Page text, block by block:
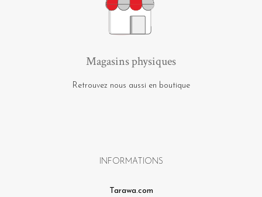
Magasins physiques
Retrouvez nous aussi en boutique
INFORMATIONS
Tarawa.com